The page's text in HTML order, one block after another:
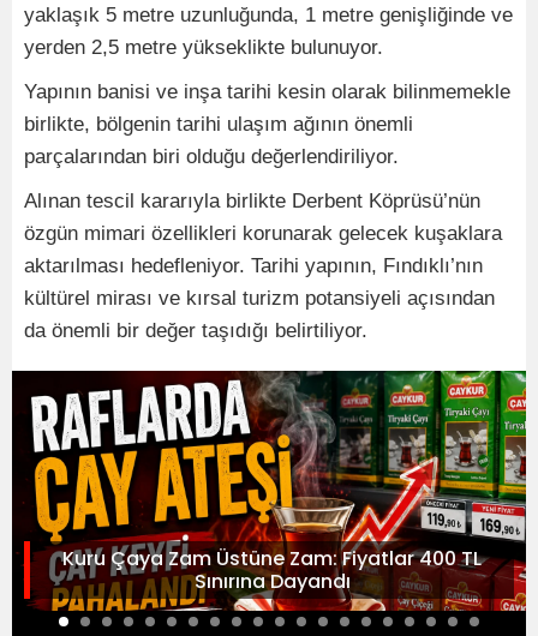
yaklaşık 5 metre uzunluğunda, 1 metre genişliğinde ve
yerden 2,5 metre yükseklikte bulunuyor.
Yapının banisi ve inşa tarihi kesin olarak bilinmemekle
birlikte, bölgenin tarihi ulaşım ağının önemli
parçalarından biri olduğu değerlendiriliyor.
Alınan tescil kararıyla birlikte Derbent Köprüsü’nün
özgün mimari özellikleri korunarak gelecek kuşaklara
aktarılması hedefleniyor. Tarihi yapının, Fındıklı’nın
kültürel mirası ve kırsal turizm potansiyeli açısından
da önemli bir değer taşıdığı belirtiliyor.
Kuru Çaya Zam Üstüne Zam: Fiyatlar 400 TL
Sınırına Dayandı